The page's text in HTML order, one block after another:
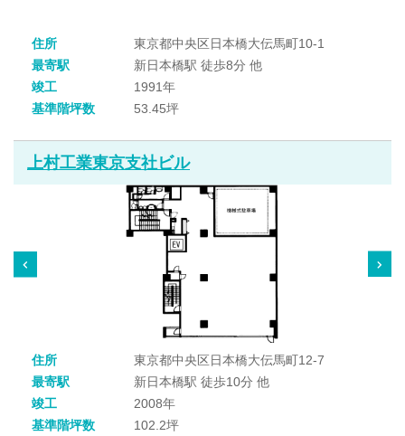
住所
東京都中央区日本橋大伝馬町10-1
最寄駅
新日本橋駅 徒歩8分 他
竣工
1991年
基準階坪数
53.45坪
上村工業東京支社ビル
住所
東京都中央区日本橋大伝馬町12-7
最寄駅
新日本橋駅 徒歩10分 他
竣工
2008年
基準階坪数
102.2坪